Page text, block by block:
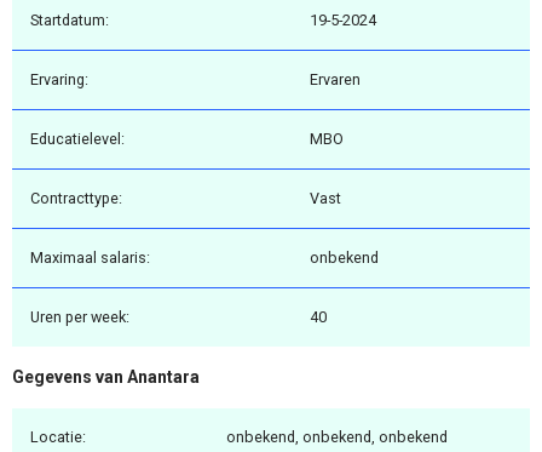
Startdatum: 19-5-2024
Ervaring: Ervaren
Educatielevel: MBO
Contracttype: Vast
Maximaal salaris: onbekend
Uren per week: 40
Gegevens van Anantara
Locatie: onbekend, onbekend, onbekend